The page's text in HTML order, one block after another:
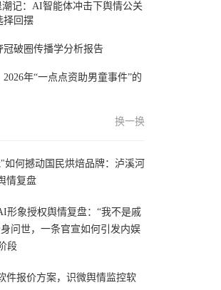
潮记：AI智能体冲击下舆情公关
择回摆
冠破圈传播学分析报告
年“一点点资助男童事件”的
换一换
如何撼动国民烘焙品牌：泸溪河
情复盘
形象授权舆情复盘：“我不是戚
问世，一条官宣如何引发内娱
段
件报价方案，识微舆情监控软